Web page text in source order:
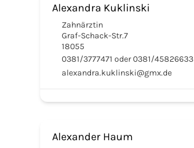
Alexandra Kuklinski
Zahnärztin
Graf-Schack-Str.7
18055
0381/3777471 oder 0381/45826633
alexandra.kuklinski@gmx.de
Alexander Haum